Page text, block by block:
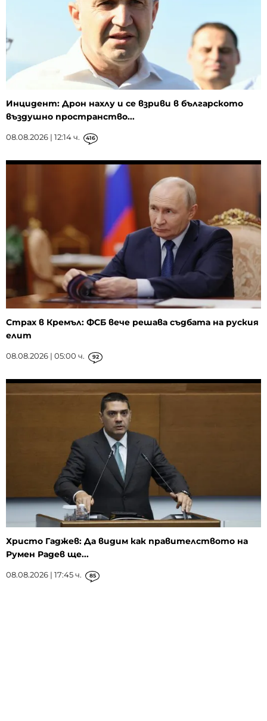
Инцидент: Дрон нахлу и се взриви в българското
въздушно пространство...
08.08.2026 | 12:14 ч. 416
Страх в Кремъл: ФСБ вече решава съдбата на руския
елит
08.08.2026 | 05:00 ч. 92
Христо Гаджев: Да видим как правителството на
Румен Радев ще...
08.08.2026 | 17:45 ч. 85